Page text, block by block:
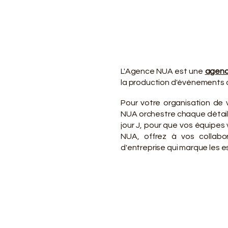
L'Agence NUA est une
la production d'événements
Pour votre organisation de
NUA orchestre chaque
jour J, pour que vos
NUA, offrez à vos
d'entreprise qui marque les